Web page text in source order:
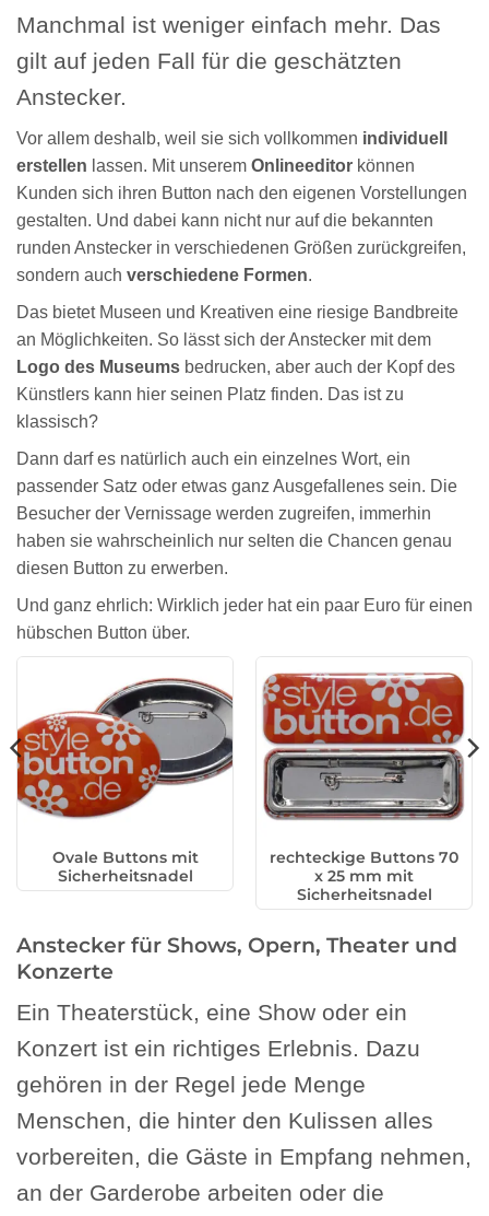
Manchmal ist weniger einfach mehr. Das
gilt auf jeden Fall für die geschätzten
Anstecker.
Vor allem deshalb, weil sie sich vollkommen individuell
erstellen lassen. Mit unserem Onlineeditor können
Kunden sich ihren Button nach den eigenen Vorstellungen
gestalten. Und dabei kann nicht nur auf die bekannten
runden Anstecker in verschiedenen Größen zurückgreifen,
sondern auch verschiedene Formen.
Das bietet Museen und Kreativen eine riesige Bandbreite
an Möglichkeiten. So lässt sich der Anstecker mit dem
Logo des Museums bedrucken, aber auch der Kopf des
Künstlers kann hier seinen Platz finden. Das ist zu
klassisch?
Dann darf es natürlich auch ein einzelnes Wort, ein
passender Satz oder etwas ganz Ausgefallenes sein. Die
Besucher der Vernissage werden zugreifen, immerhin
haben sie wahrscheinlich nur selten die Chancen genau
diesen Button zu erwerben.
Und ganz ehrlich: Wirklich jeder hat ein paar Euro für einen
hübschen Button über.
Ovale Buttons mit
Sicherheitsnadel
rechteckige Buttons 70
x 25 mm mit
Sicherheitsnadel
Anstecker für Shows, Opern, Theater und
Konzerte
Ein Theaterstück, eine Show oder ein
Konzert ist ein richtiges Erlebnis. Dazu
gehören in der Regel jede Menge
Menschen, die hinter den Kulissen alles
vorbereiten, die Gäste in Empfang nehmen,
an der Garderobe arbeiten oder die